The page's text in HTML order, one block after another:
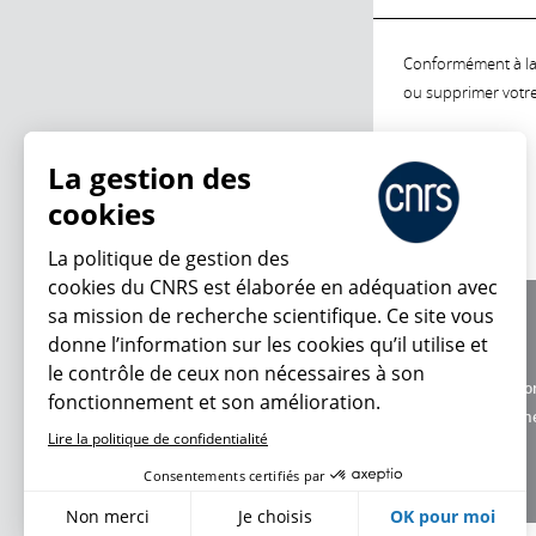
Conformément à
ou supprimer
Charte
Données
La gestion des
cookies
La politique de gestion des
cookies du CNRS est élaborée en adéquation avec
sa mission de recherche scientifique. Ce site vous
donne l’information sur les cookies qu’il utilise et
le contrôle de ceux non nécessaires à son
fonctionnement et son amélioration.
Lire la politique de confidentialité
Consentements certifiés par
Non merci Je choisis OK pour moi